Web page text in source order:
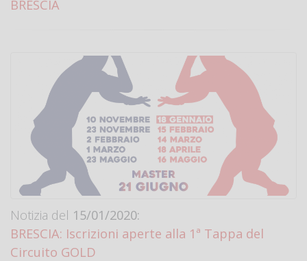
BRESCIA
Notizia del 15/01/2020:
BRESCIA: Iscrizioni aperte alla 1ª Tappa del
Circuito GOLD